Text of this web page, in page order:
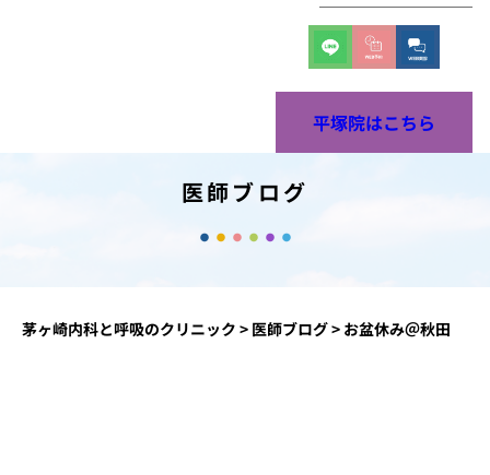
平塚院はこちら
医師ブログ
茅ヶ崎内科と呼吸のクリニック > 医師ブログ> お盆休み＠秋田